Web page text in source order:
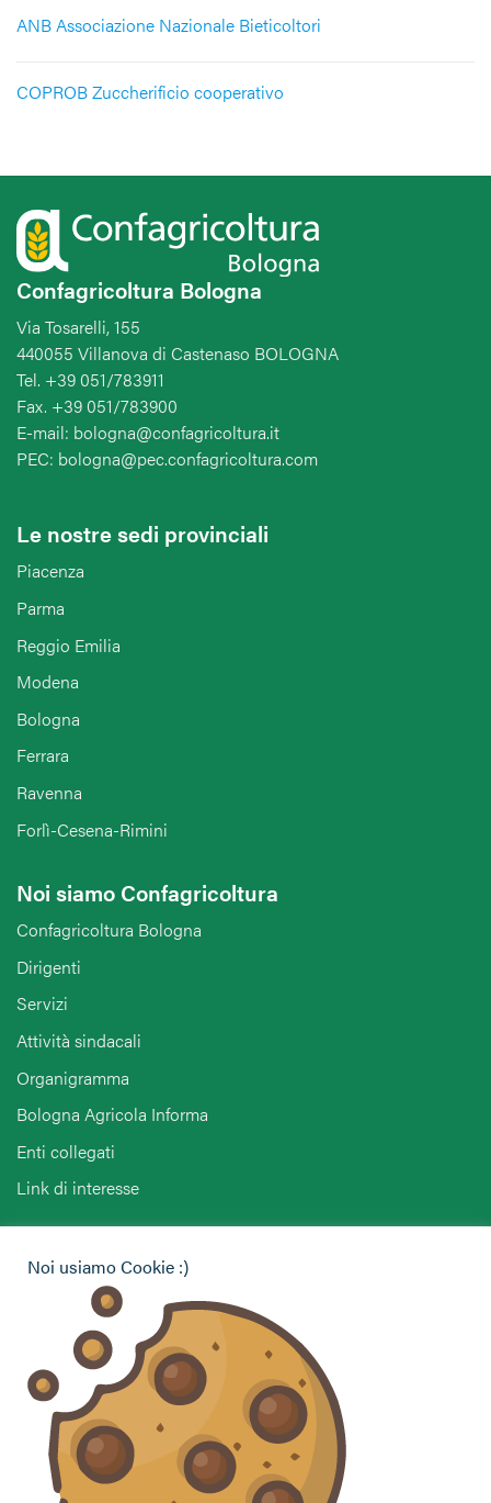
ANB Associazione Nazionale Bieticoltori
COPROB Zuccherificio cooperativo
Confagricoltura Bologna
Via Tosarelli, 155
440055 Villanova di Castenaso BOLOGNA
Tel. +39 051/783911
Fax. +39 051/783900
E-mail: bologna@confagricoltura.it
PEC: bologna@pec.confagricoltura.com
Le nostre sedi provinciali
Piacenza
Parma
Reggio Emilia
Modena
Bologna
Ferrara
Ravenna
Forlì-Cesena-Rimini
Noi siamo Confagricoltura
Confagricoltura Bologna
Dirigenti
Servizi
Attività sindacali
Organigramma
Bologna Agricola Informa
Enti collegati
Link di interesse
Vuoi contattarci per ricevere assistenza, lasciare un
commento o chiedere informazioni?
CONTATTACI
Seguici sui social
Noi usiamo Cookie :)